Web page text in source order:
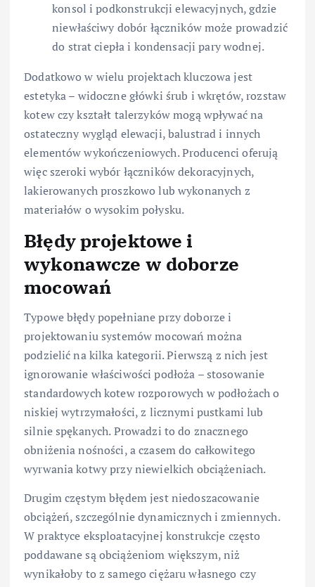
konsol i podkonstrukcji elewacyjnych, gdzie
niewłaściwy dobór łączników może prowadzić
do strat ciepła i kondensacji pary wodnej.
Dodatkowo w wielu projektach kluczowa jest
estetyka – widoczne główki śrub i wkrętów, rozstaw
kotew czy kształt talerzyków mogą wpływać na
ostateczny wygląd elewacji, balustrad i innych
elementów wykończeniowych. Producenci oferują
więc szeroki wybór łączników dekoracyjnych,
lakierowanych proszkowo lub wykonanych z
materiałów o wysokim połysku.
Błędy projektowe i
wykonawcze w doborze
mocowań
Typowe błędy popełniane przy doborze i
projektowaniu systemów mocowań można
podzielić na kilka kategorii. Pierwszą z nich jest
ignorowanie właściwości podłoża – stosowanie
standardowych kotew rozporowych w podłożach o
niskiej wytrzymałości, z licznymi pustkami lub
silnie spękanych. Prowadzi to do znacznego
obniżenia nośności, a czasem do całkowitego
wyrwania kotwy przy niewielkich obciążeniach.
Drugim częstym błędem jest niedoszacowanie
obciążeń, szczególnie dynamicznych i zmiennych.
W praktyce eksploatacyjnej konstrukcje często
poddawane są obciążeniom większym, niż
wynikałoby to z samego ciężaru własnego czy